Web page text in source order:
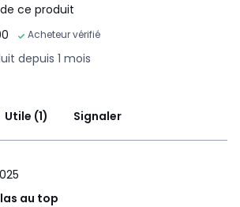
ce produit
Acheteur vérifié
depuis 1 mois
Utile (1) Signaler
au top